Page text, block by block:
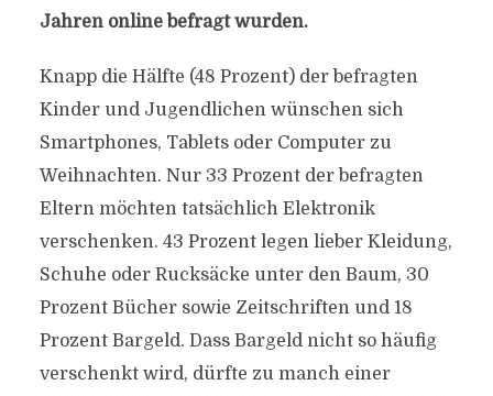
Jahren online befragt wurden.
Knapp die Hälfte (48 Prozent) der befragten
Kinder und Jugendlichen wünschen sich
Smartphones, Tablets oder Computer zu
Weihnachten. Nur 33 Prozent der befragten
Eltern möchten tatsächlich Elektronik
verschenken. 43 Prozent legen lieber Kleidung,
Schuhe oder Rucksäcke unter den Baum, 30
Prozent Bücher sowie Zeitschriften und 18
Prozent Bargeld. Dass Bargeld nicht so häufig
verschenkt wird, dürfte zu manch einer